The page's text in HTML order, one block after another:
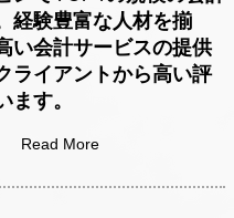
経験豊富な人材を揃
い会計サービスの提供
ライアントから高い評
す。
Read More